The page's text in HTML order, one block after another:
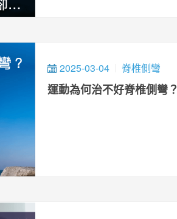
2025-03-04 脊椎側彎
運動為何治不好脊椎側彎